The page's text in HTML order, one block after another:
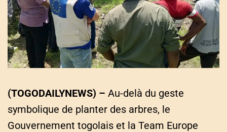
a
d
t
i
m
e
(TOGODAILYNEWS) – Au-delà du geste
symbolique de planter des arbres, le
Gouvernement togolais et la Team Europe